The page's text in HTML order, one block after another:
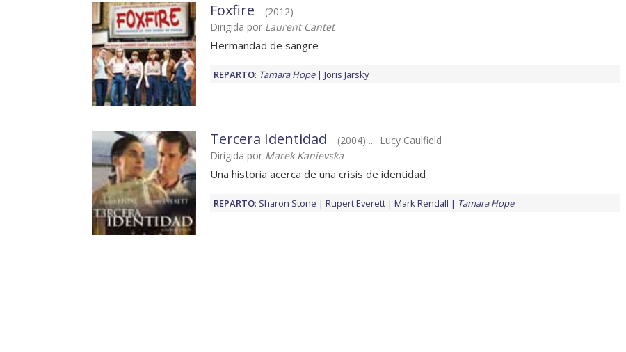
Foxfire
(2012)
Dirigida por Laurent Cantet
Hermandad de sangre
REPARTO: Tamara Hope Joris Jarsky
Tercera Identidad
(2004) .... Lucy Caulfield
Dirigida por Marek Kanievska
Una historia acerca de una crisis de identidad
REPARTO: Sharon Stone Rupert Everett Mark Rendall Tamara Hope